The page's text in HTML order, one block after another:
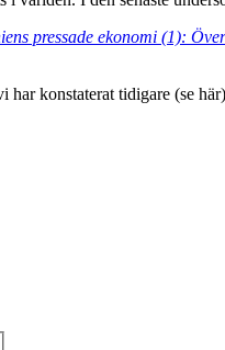
pressade ekonomi (1):
konstaterat tidigare (se